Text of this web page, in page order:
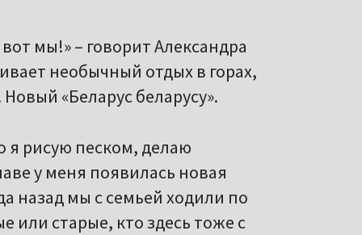
мы!» – говорит Александра
необычный отдых в горах,
«Беларус беларусу».
я рисую песком, делаю
у меня появилась новая
назад мы с семьей ходили по
или старые, кто здесь тоже с